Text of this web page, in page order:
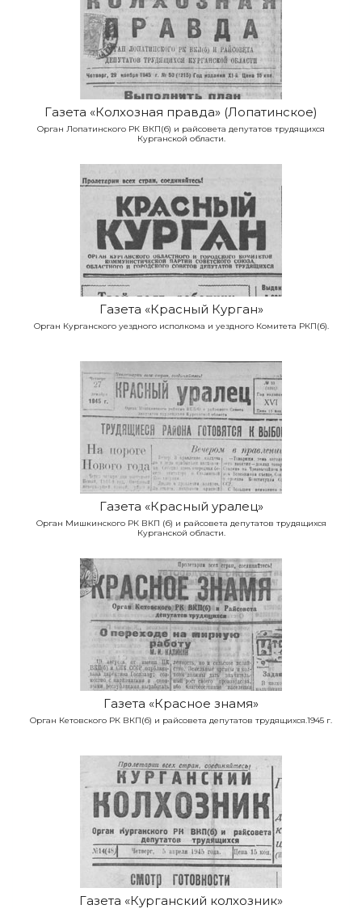
Газета «Колхозная правда» (Лопатинское)
Орган Лопатинского РК ВКП(б) и райсовета депутатов трудящихся
Курганской области.
Газета «Красный Курган»
Орган Курганского уездного исполкома и уездного Комитета РКП(б).
Газета «Красный уралец»
Орган Мишкинского РК ВКП (б) и райсовета депутатов трудящихся
Курганской области.
Газета «Красное знамя»
Орган Кетовского РК ВКП(б) и райсовета депутатов трудящихся.1945 г.
Газета «Курганский колхозник»